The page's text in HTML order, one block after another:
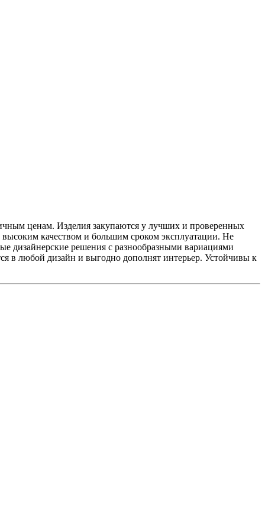
ценам. Изделия закупаются у лучших и проверенных
качеством и большим сроком эксплуатации. Не
дизайнерские решения с разнообразными вариациями
в любой дизайн и выгодно дополнят интерьер. Устойчивы к